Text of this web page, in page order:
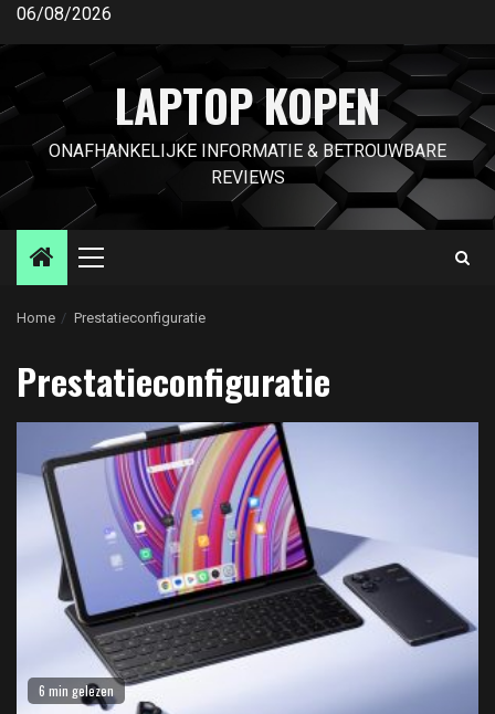
Ga
inhoud
06/08/2026
LAPTOP KOPEN
ONAFHANKELIJKE INFORMATIE & BETROUWBARE
REVIEWS
Primair
Home Prestatieconfiguratie
Prestatieconfiguratie
6 min gelezen